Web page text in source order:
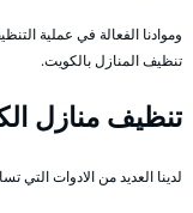
وموادنا الفعالة في عملية
تنظيف المنازل بالكويت.
تنظيف منازل
لدينا العديد من الادوات